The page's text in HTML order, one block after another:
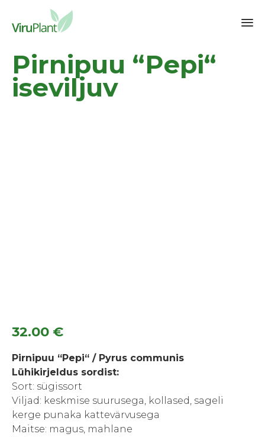
Pirnipuu “Pepi“
iseviljuv
32.00 €
Pirnipuu “Pepi“ / Pyrus communis
Lühikirjeldus sordist:
Sort: sügissort
Viljad: keskmise suurusega, kollased, sageli
kerge punaka kattevärvusega
Maitse: magus, mahlane